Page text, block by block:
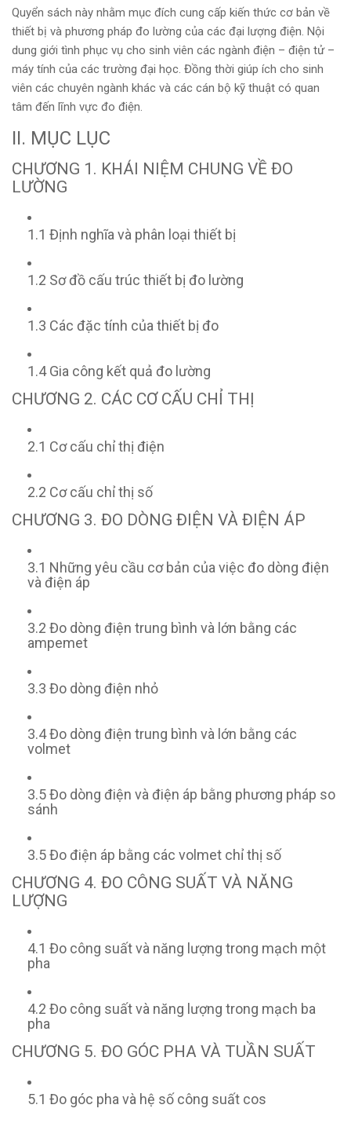
Quyển sách này nhằm mục đích cung cấp kiến thức cơ bản về
thiết bị và phương pháp đo lường của các đại lượng điện. Nội
dung giới tình phục vụ cho sinh viên các ngành điện – điện tử –
máy tính của các trường đại học. Đồng thời giúp ích cho sinh
viên các chuyên ngành khác và các cán bộ kỹ thuật có quan
tâm đến lĩnh vực đo điện.
II. MỤC LỤC
CHƯƠNG 1. KHÁI NIỆM CHUNG VỀ ĐO
LƯỜNG
1.1 Định nghĩa và phân loại thiết bị
1.2 Sơ đồ cấu trúc thiết bị đo lường
1.3 Các đặc tính của thiết bị đo
1.4 Gia công kết quả đo lường
CHƯƠNG 2. CÁC CƠ CẤU CHỈ THỊ
2.1 Cơ cấu chỉ thị điện
2.2 Cơ cấu chỉ thị số
CHƯƠNG 3. ĐO DÒNG ĐIỆN VÀ ĐIỆN ÁP
3.1 Những yêu cầu cơ bản của việc đo dòng điện
và điện áp
3.2 Đo dòng điện trung bình và lớn bằng các
ampemet
3.3 Đo dòng điện nhỏ
3.4 Đo dòng điện trung bình và lớn bằng các
volmet
3.5 Đo dòng điện và điện áp bằng phương pháp so
sánh
3.5 Đo điện áp bằng các volmet chỉ thị số
CHƯƠNG 4. ĐO CÔNG SUẤT VÀ NĂNG
LƯỢNG
4.1 Đo công suất và năng lượng trong mạch một
pha
4.2 Đo công suất và năng lượng trong mạch ba
pha
CHƯƠNG 5. ĐO GÓC PHA VÀ TUẦN SUẤT
5.1 Đo góc pha và hệ số công suất cos